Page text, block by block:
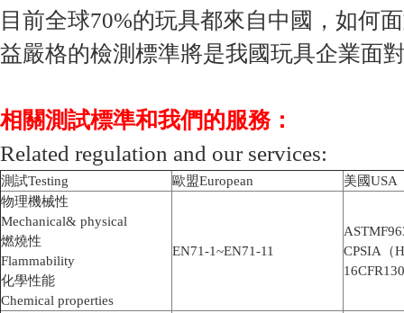
目前全球70%的玩具都來自中國，如何
益嚴格的檢測標準將是我國玩具企業面
相關測試標準和我們的服務：
Related regulation and our services:
測試Testing 歐盟European
美國USA
物理機械性
Mechanical& physical
燃燒性
Flammability
化學性能
Chemical properties
EN71-1~EN71-11
CPSIA（